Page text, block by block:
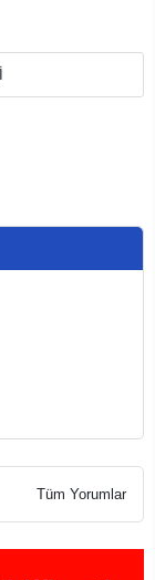
Tüm Yorumlar